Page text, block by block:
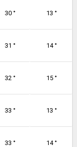
30 ° 13 °
31 ° 14 °
32 ° 15 °
33 ° 13 °
33 ° 14 °